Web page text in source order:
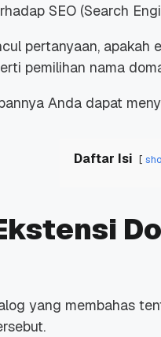
SEO (Search
pertanyaan, apakah
pemilihan nama
Anda dapat
Daftar Isi
yang membahas